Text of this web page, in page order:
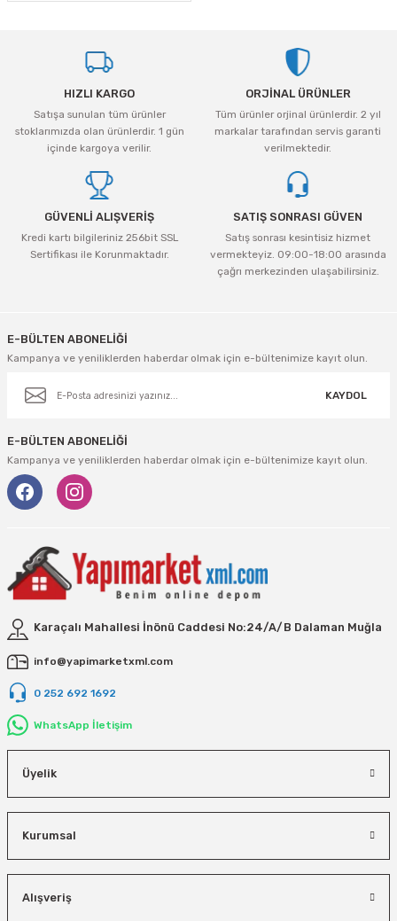
HIZLI KARGO
Satışa sunulan tüm ürünler
stoklarımızda olan ürünlerdir. 1 gün
içinde kargoya verilir.
ORJİNAL ÜRÜNLER
Tüm ürünler orjinal ürünlerdir. 2 yıl
markalar tarafından servis garanti
verilmektedir.
GÜVENLİ ALIŞVERİŞ
Kredi kartı bilgileriniz 256bit SSL
Sertifikası ile Korunmaktadır.
SATIŞ SONRASI GÜVEN
Satış sonrası kesintisiz hizmet
vermekteyiz. 09:00-18:00 arasında
çağrı merkezinden ulaşabilirsiniz.
E-BÜLTEN ABONELİĞİ
Kampanya ve yeniliklerden haberdar olmak için e-bültenimize kayıt olun.
KAYDOL
E-BÜLTEN ABONELİĞİ
Kampanya ve yeniliklerden haberdar olmak için e-bültenimize kayıt olun.
Karaçalı Mahallesi İnönü Caddesi No:24/A/B Dalaman Muğla
info@yapimarketxml.com
0 252 692 1692
WhatsApp İletişim
Üyelik
Kurumsal
Alışveriş